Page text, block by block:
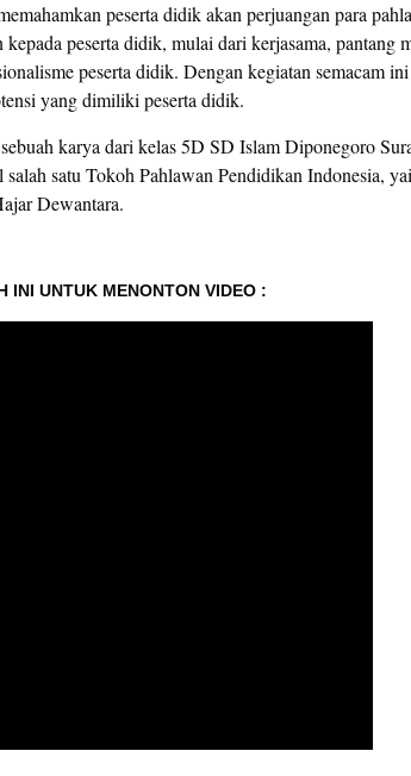
peserta didik akan perjuangan para
peserta didik, mulai dari kerjasama, pantang
peserta didik. Dengan kegiatan semacam
yang dimiliki peserta didik.
karya dari kelas 5D SD Islam Diponegoro
salah satu Tokoh Pahlawan Pendidikan Indonesia,
Dewantara.
INI UNTUK MENONTON VIDEO :